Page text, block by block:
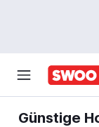
Günstige